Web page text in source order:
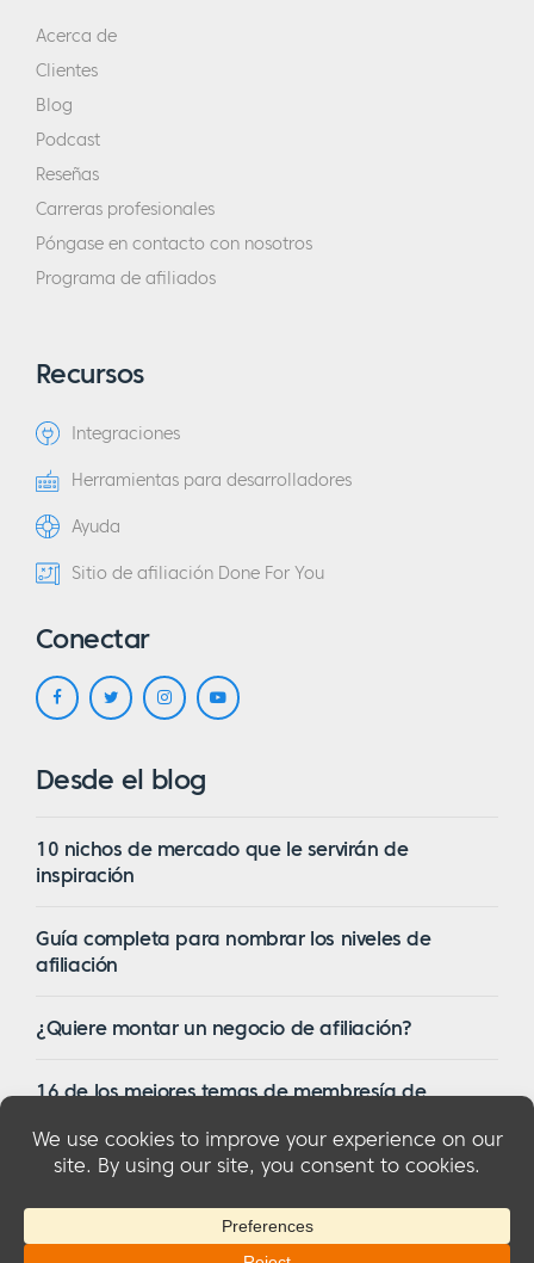
Acerca de
Clientes
Blog
Podcast
Reseñas
Carreras profesionales
Póngase en contacto con nosotros
Programa de afiliados
Recursos
Integraciones
Herramientas para desarrolladores
Ayuda
Sitio de afiliación Done For You
Conectar
Desde el blog
10 nichos de mercado que le servirán de
inspiración
Guía completa para nombrar los niveles de
afiliación
¿Quiere montar un negocio de afiliación?
16 de los mejores temas de membresía de
© 2026 MemberMouse, LLCPolítica de privacidad
Condiciones generales